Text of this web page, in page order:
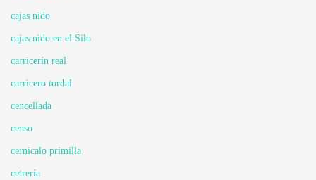
cajas nido
cajas nido en el Silo
carricerín real
carricero tordal
cencellada
censo
cernicalo primilla
cetrería